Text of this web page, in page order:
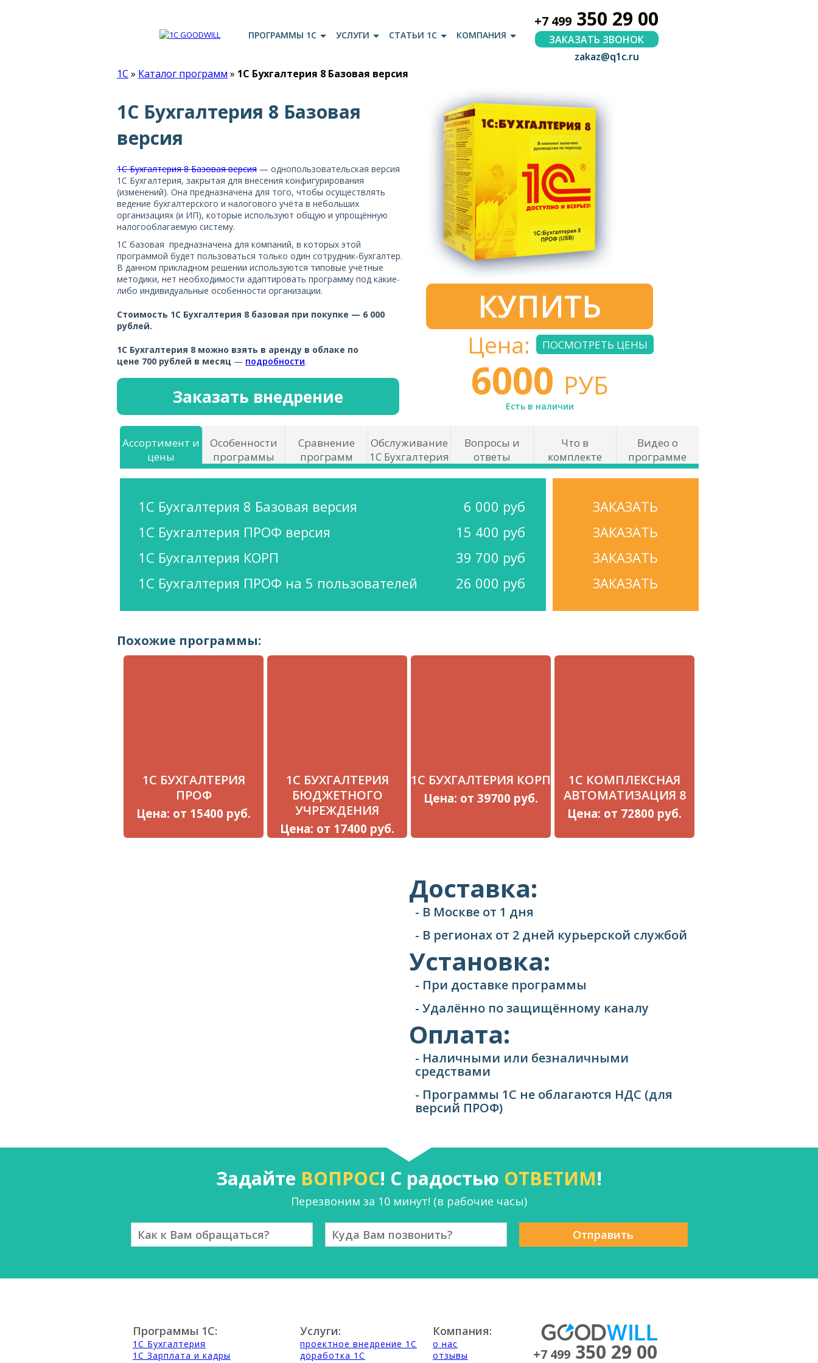
ПРОГРАММЫ 1С УСЛУГИ СТАТЬИ 1С КОМПАНИЯ
+7 499 350 29 00
ЗАКАЗАТЬ ЗВОНОК
zakaz@q1c.ru
1С » Каталог программ » 1С Бухгалтерия 8 Базовая версия
1С Бухгалтерия 8 Базовая
версия
1С Бухгалтерия 8 Базовая версия — однопользовательская версия
1С Бухгалтерия, закрытая для внесения конфигурирования
(изменений). Она предназначена для того, чтобы осуществлять
ведение бухгалтерского и налогового учёта в небольших
организациях (и ИП), которые используют общую и упрощённую
налогооблагаемую систему.
1C базовая предназначена для компаний, в которых этой
программой будет пользоваться только один сотрудник-бухгалтер.
В данном прикладном решении используются типовые учётные
методики, нет необходимости адаптировать программу под какие-
либо индивидуальные особенности организации.
Стоимость 1С Бухгалтерия 8 базовая при покупке — 6 000
рублей.
1С Бухгалтерия 8 можно взять в аренду в облаке по
цене 700 рублей в месяц — подробности.
Заказать внедрение
КУПИТЬ
Цена: ПОСМОТРЕТЬ ЦЕНЫ
6000 РУБ
Есть в наличии
Ассортимент и
цены
Особенности
программы
Сравнение
программ
Обслуживание
1С Бухгалтерия
Вопросы и
ответы
Что в
комплекте
Видео о
программе
1С Бухгалтерия 8 Базовая версия
6 000 руб
1С Бухгалтерия ПРОФ версия
15 400 руб
1С Бухгалтерия КОРП
39 700 руб
1C Бухгалтерия ПРОФ на 5 пользователей
26 000 руб
ЗАКАЗАТЬ
ЗАКАЗАТЬ
ЗАКАЗАТЬ
ЗАКАЗАТЬ
Похожие программы:
1С БУХГАЛТЕРИЯ
ПРОФ
Цена: от 15400 руб.
1С БУХГАЛТЕРИЯ
БЮДЖЕТНОГО
УЧРЕЖДЕНИЯ
Цена: от 17400 руб.
1С БУХГАЛТЕРИЯ КОРП
Цена: от 39700 руб.
1С КОМПЛЕКСНАЯ
АВТОМАТИЗАЦИЯ 8
Цена: от 72800 руб.
Доставка:
- В Москве от 1 дня
- В регионах от 2 дней курьерской службой
Установка:
- При доставке программы
- Удалённо по защищённому каналу
Оплата:
- Наличными или безналичными
средствами
- Программы 1С не облагаются НДС (для
версий ПРОФ)
Задайте ВОПРОС! С радостью ОТВЕТИМ!
Перезвоним за 10 минут! (в рабочие часы)
Отправить
Программы 1С:
1С Бухгалтерия
1С Зарплата и кадры
Услуги:
проектное внедрение 1С
доработка 1С
Компания:
о нас
отзывы
+7 499 350 29 00